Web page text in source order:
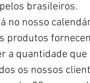
brasileiros.
no nosso
produtos
a quantidade
os nossos